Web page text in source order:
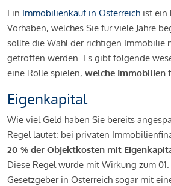
Ein Immobilienkauf in Österreich ist ein
Vorhaben, welches Sie für viele Jahre
sollte die Wahl der richtigen Immobilie
getroffen werden. Es gibt folgende
eine Rolle spielen, welche Immobilien
Eigenkapital
Wie viel Geld haben Sie bereits
Regel lautet: bei privaten
20 % der Objektkosten mit
Diese Regel wurde mit Wirkung zum
Gesetzgeber in Österreich sogar mit